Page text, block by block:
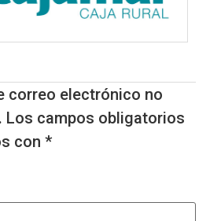
correo electrónico no
Los campos obligatorios
con *